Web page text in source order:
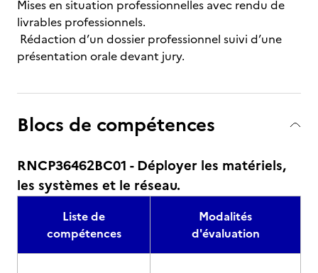
Mises en situation professionnelles avec rendu de
livrables professionnels.
Rédaction d’un dossier professionnel suivi d’une
présentation orale devant jury.
Blocs de compétences
RNCP36462BC01 - Déployer les matériels,
les systèmes et le réseau.
Liste de
compétences
Modalités
d'évaluation